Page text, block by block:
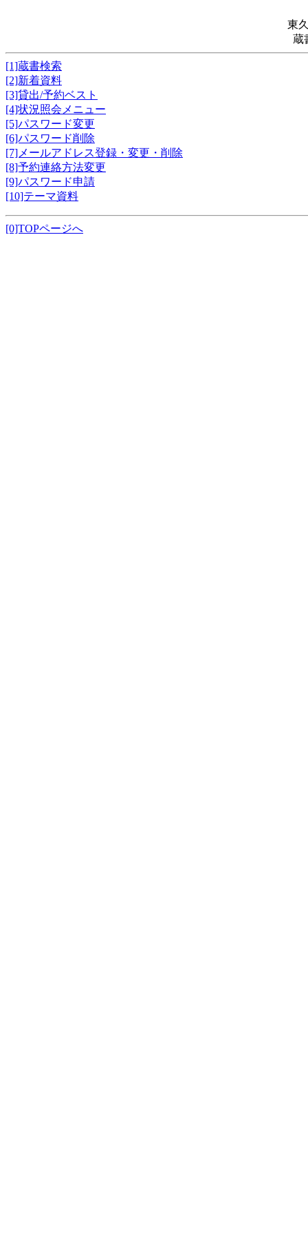
東
蔵
[1]蔵書検索
[2]新着資料
[3]貸出/予約ベスト
[4]状況照会メニュー
[5]パスワード変更
[6]パスワード削除
[7]メールアドレス登録・変更・削除
[8]予約連絡方法変更
[9]パスワード申請
[10]テーマ資料
[0]TOPページへ